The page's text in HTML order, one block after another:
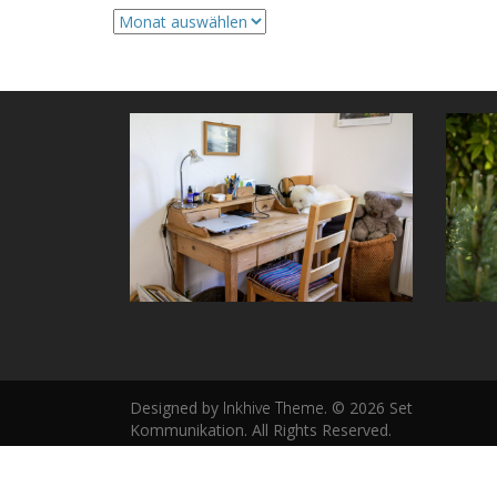
Archive
Designed by Inkhive Theme. © 2026 Set
Kommunikation. All Rights Reserved.